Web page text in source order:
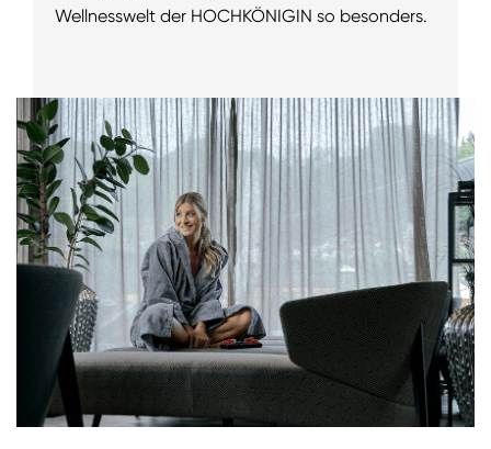
Wellnesswelt der HOCHKÖNIGIN so besonders.